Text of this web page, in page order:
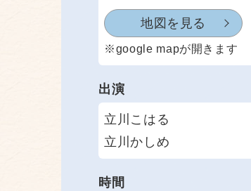
地図を見る
※google mapが開きます
出演
立川こはる
立川かしめ
時間